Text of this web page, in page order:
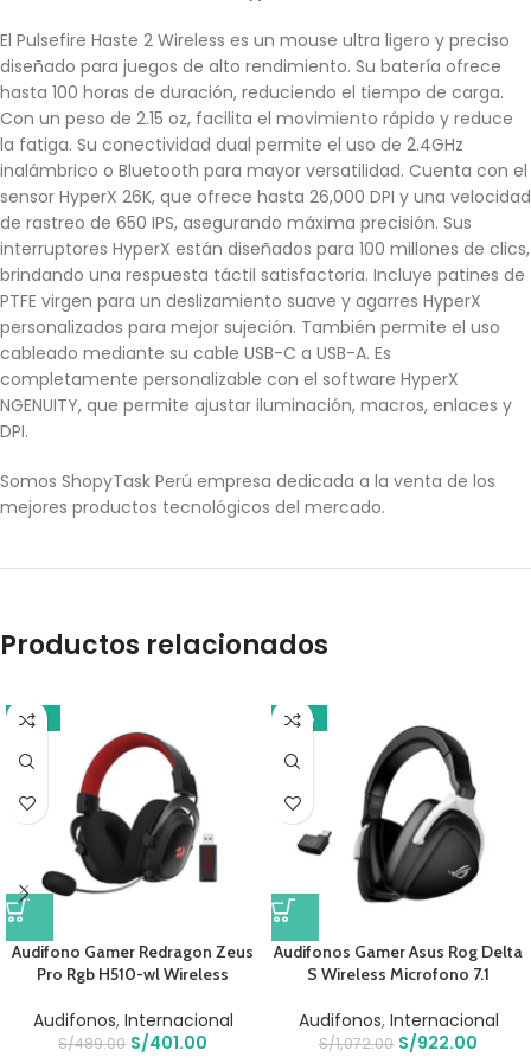
El Pulsefire Haste 2 Wireless es un mouse ultra ligero y preciso
diseñado para juegos de alto rendimiento. Su batería ofrece
hasta 100 horas de duración, reduciendo el tiempo de carga.
Con un peso de 2.15 oz, facilita el movimiento rápido y reduce
la fatiga. Su conectividad dual permite el uso de 2.4GHz
inalámbrico o Bluetooth para mayor versatilidad. Cuenta con el
sensor HyperX 26K, que ofrece hasta 26,000 DPI y una velocidad
de rastreo de 650 IPS, asegurando máxima precisión. Sus
interruptores HyperX están diseñados para 100 millones de clics,
brindando una respuesta táctil satisfactoria. Incluye patines de
PTFE virgen para un deslizamiento suave y agarres HyperX
personalizados para mejor sujeción. También permite el uso
cableado mediante su cable USB-C a USB-A. Es
completamente personalizable con el software HyperX
NGENUITY, que permite ajustar iluminación, macros, enlaces y
DPI.
Somos ShopyTask Perú empresa dedicada a la venta de los
mejores productos tecnológicos del mercado.
Productos relacionados
-18%
Audifono Gamer Redragon Zeus
Pro Rgb H510-wl Wireless
Audifonos, Internacional
S/489.00 S/401.00
-14%
Audifonos Gamer Asus Rog Delta
S Wireless Microfono 7.1
Audifonos, Internacional
S/1,072.00 S/922.00